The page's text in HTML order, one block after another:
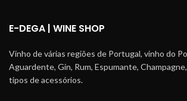
E-DEGA | WINE SHOP
Vinho de várias regiões de Portugal, vinho do
Aguardente, Gin, Rum, Espumante,
tipos de acessórios.